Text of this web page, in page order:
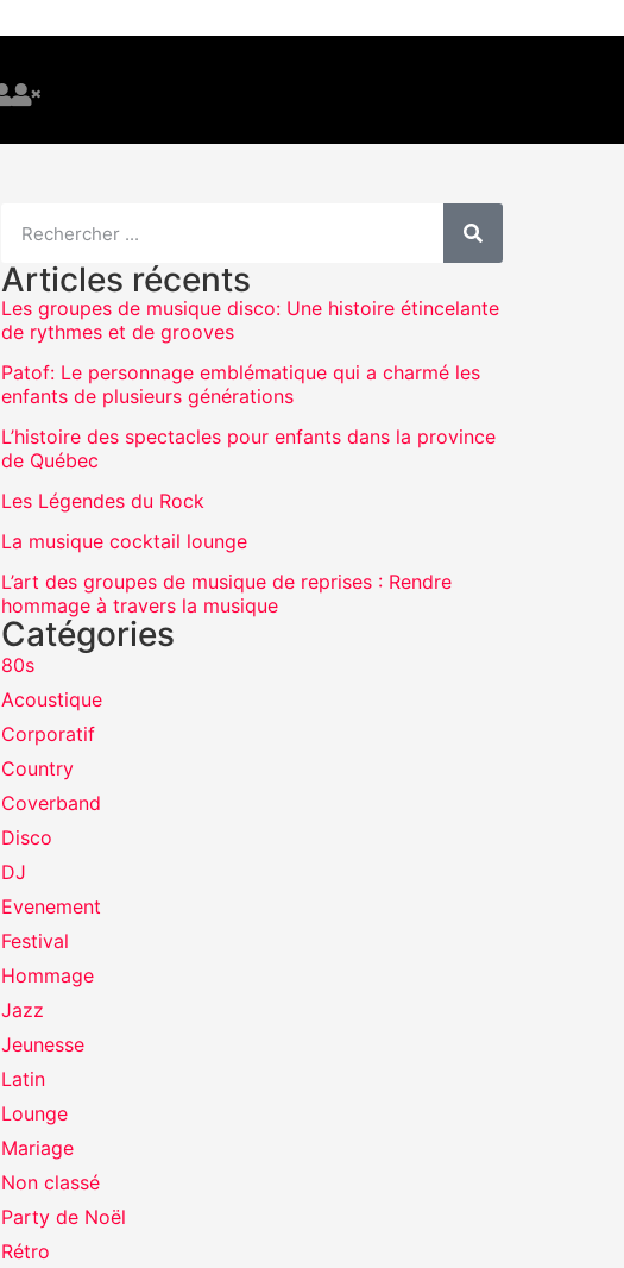
Articles récents
Les groupes de musique disco: Une histoire étincelante
de rythmes et de grooves
Patof: Le personnage emblématique qui a charmé les
enfants de plusieurs générations
L’histoire des spectacles pour enfants dans la province
de Québec
Les Légendes du Rock
La musique cocktail lounge
L’art des groupes de musique de reprises : Rendre
hommage à travers la musique
Catégories
80s
Acoustique
Corporatif
Country
Coverband
Disco
DJ
Evenement
Festival
Hommage
Jazz
Jeunesse
Latin
Lounge
Mariage
Non classé
Party de Noël
Rétro